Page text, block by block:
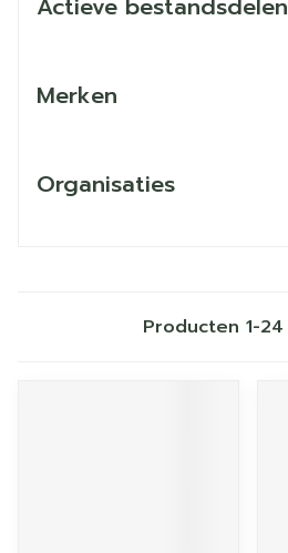
Actieve bestandsdelen
Merken
Organisaties
Producten 1-24